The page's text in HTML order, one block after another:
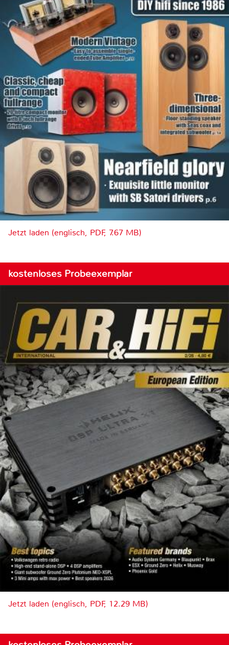
Jetzt laden (englisch, PDF, 7.67 MB)
kostenloses Probeexemplar
Jetzt laden (englisch, PDF, 12.29 MB)